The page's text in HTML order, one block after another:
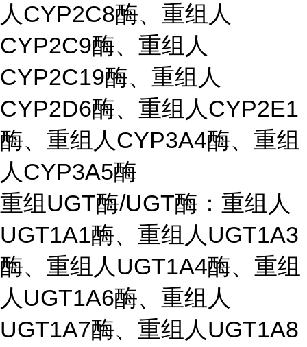
人CYP2C8酶、重组人
CYP2C9酶、重组人
CYP2C19酶、重组人
CYP2D6酶、重组人CYP2E1
酶、重组人CYP3A4酶、重组
人CYP3A5酶
重组UGT酶/UGT酶：重组人
UGT1A1酶、重组人UGT1A3
酶、重组人UGT1A4酶、重组
人UGT1A6酶、重组人
UGT1A7酶、重组人UGT1A8